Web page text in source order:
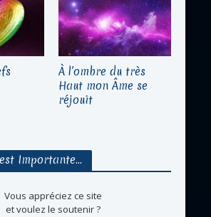
À l’ombre du très
Haut mon Âme se
réjouit
Importante…
Vous appréciez ce site
et voulez le soutenir ?